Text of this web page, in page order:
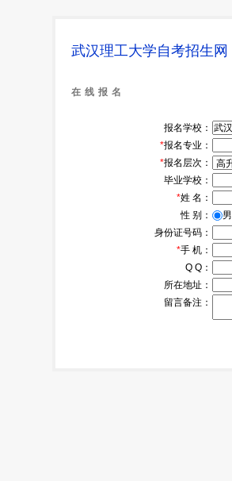
武汉理工大学自考招生网
在线报名
报名学校：
*报名专业：
*报名层次：
毕业学校：
*姓 名：
性 别：
男
身份证号码：
*手 机：
Q Q：
所在地址：
留言备注：